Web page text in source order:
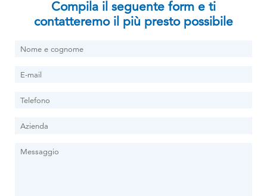
Compila il seguente form e ti
contatteremo il più presto possibile